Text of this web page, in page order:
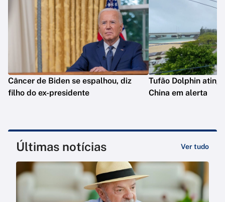
Câncer de Biden se espalhou, diz
filho do ex-presidente
Tufão Dolphin
China em alerta
Últimas notícias Ver tudo